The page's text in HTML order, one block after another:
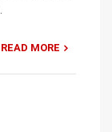
READ MORE